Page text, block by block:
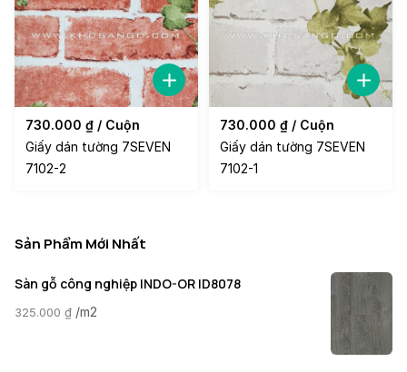
730.000 ₫ / Cuộn
Giấy dán tường 7SEVEN
7102-2
730.000 ₫ / Cuộn
Giấy dán tường 7SEVEN
7102-1
Sản Phẩm Mới Nhất
Sàn gỗ công nghiệp INDO-OR ID8078
325.000 ₫ /m2